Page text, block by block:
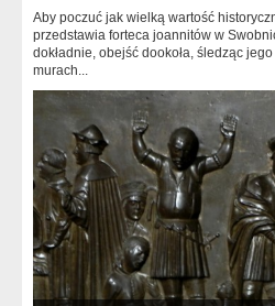
Aby poczuć jak wielką wartość
przedstawia forteca joannitów w
dokładnie, obejść dookoła, śledząc
murach...